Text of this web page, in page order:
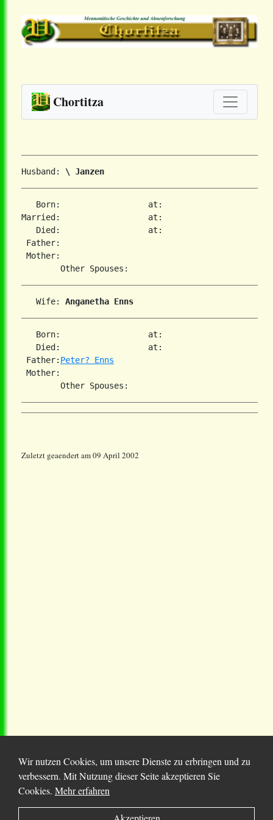
Chortitza
Husband: \ Janzen
   Born:                  at:
Married:                  at:
   Died:                  at:
Father:
Mother:
   Wife:
Anganetha Enns
   Born:                  at:
   Died:                  at:
Father: Peter? Enns
Mother:
Zuletzt geaendert am 09 April 2002
© 2025 Chortitza.org | Supported byD. F. Plett
Wir nutzen Cookies, um unsere Dienste zu erbringen und zu
verbessern. Mit Nutzung dieser Seite akzeptieren Sie
Cookies. Mehr erfahren